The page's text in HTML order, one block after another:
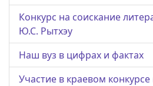
Конкурс на соискание
Ю.С. Рытхэу
Наш вуз в цифрах и фактах
Участие в краевом